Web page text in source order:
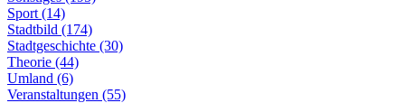
Sport (14)
Stadtbild (174)
Stadtgeschichte (30)
Theorie (44)
Umland (6)
Veranstaltungen (55)